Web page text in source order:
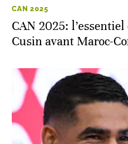
CAN 2025
CAN 2025:
Cusin avant Maroc-